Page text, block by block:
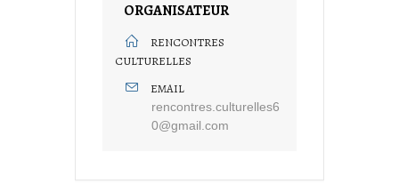
ORGANISATEUR
RENCONTRES
CULTURELLES
EMAIL
rencontres.culturelles6
0@gmail.com